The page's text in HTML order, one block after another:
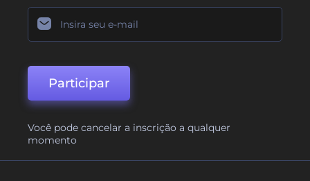
Participar
Você pode cancelar a inscrição a qualquer
momento